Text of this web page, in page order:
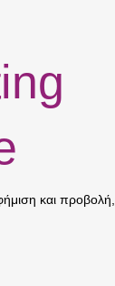
και προβολή,